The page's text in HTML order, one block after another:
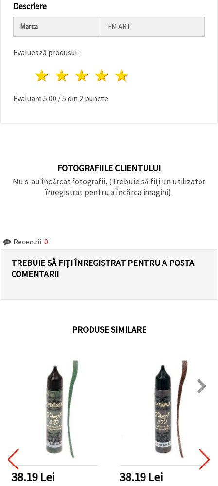
Descriere
Marca EM ART
Evaluează produsul:
4 stele
3 stele
2 stele
1 stea
Evaluare 5.00 /5 din 2 puncte.
FOTOGRAFIILE CLIENTULUI
Nu s-au încărcat fotografii, (Trebuie să fiți un utilizator
înregistrat pentru a încărca imagini).
Recenzii: 0
TREBUIE SĂ FIȚI ÎNREGISTRAT PENTRU A POSTA
COMENTARII
PRODUSE SIMILARE
38.19 Lei 38.19 Lei